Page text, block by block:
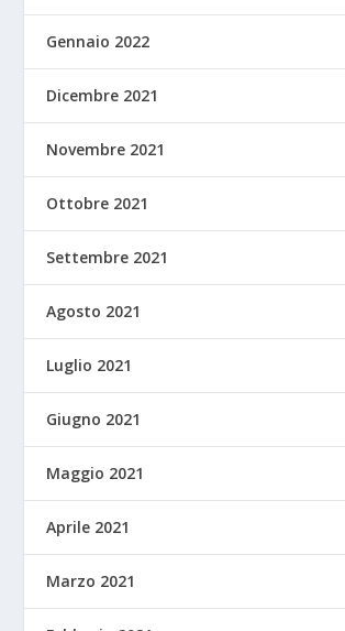
Gennaio 2022
Dicembre 2021
Novembre 2021
Ottobre 2021
Settembre 2021
Agosto 2021
Luglio 2021
Giugno 2021
Maggio 2021
Aprile 2021
Marzo 2021